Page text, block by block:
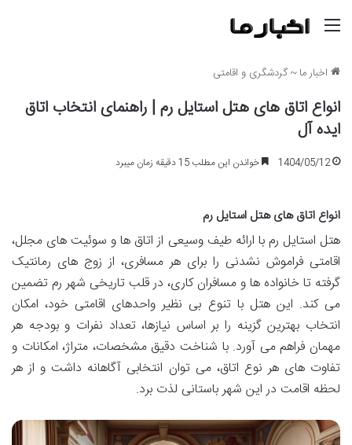
اخبار ما~گردشگری و اقامتی
انواع اتاق های هتل استایل رم | راهنمای انتخاب اتاق
ایده آل
1404/05/12 خواندن این مطلب 15 دقیقه زمان میبرد
انواع اتاق های هتل استایل رم
هتل استایل رم با ارائه طیف وسیعی از اتاق ها و سوئیت های مجلل،
اقامتی فراموش نشدنی را برای هر مسافری، از زوج های رمانتیک
گرفته تا خانواده ها و مسافران کاری، در قلب تاریخی شهر رم تضمین
می کند. این هتل با تنوع بی نظیر واحدهای اقامتی خود، امکان
انتخاب بهترین گزینه را بر اساس نیازها، تعداد نفرات و بودجه هر
مهمان فراهم می آورد. با شناخت دقیق مشخصات، متراژ، امکانات و
تفاوت های هر نوع اتاق، می توان انتخابی آگاهانه داشت و از هر
لحظه اقامت در این شهر باستانی لذت برد.